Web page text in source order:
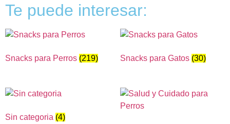
Te puede interesar:
Snacks para Perros (219) Snacks para Gatos (30)
Sin categoria (4)